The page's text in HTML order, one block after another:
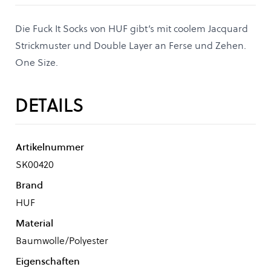
Die Fuck It Socks von HUF gibt’s mit coolem Jacquard
Strickmuster und Double Layer an Ferse und Zehen.
One Size.
DETAILS
Artikelnummer
SK00420
Brand
HUF
Material
Baumwolle/Polyester
Eigenschaften